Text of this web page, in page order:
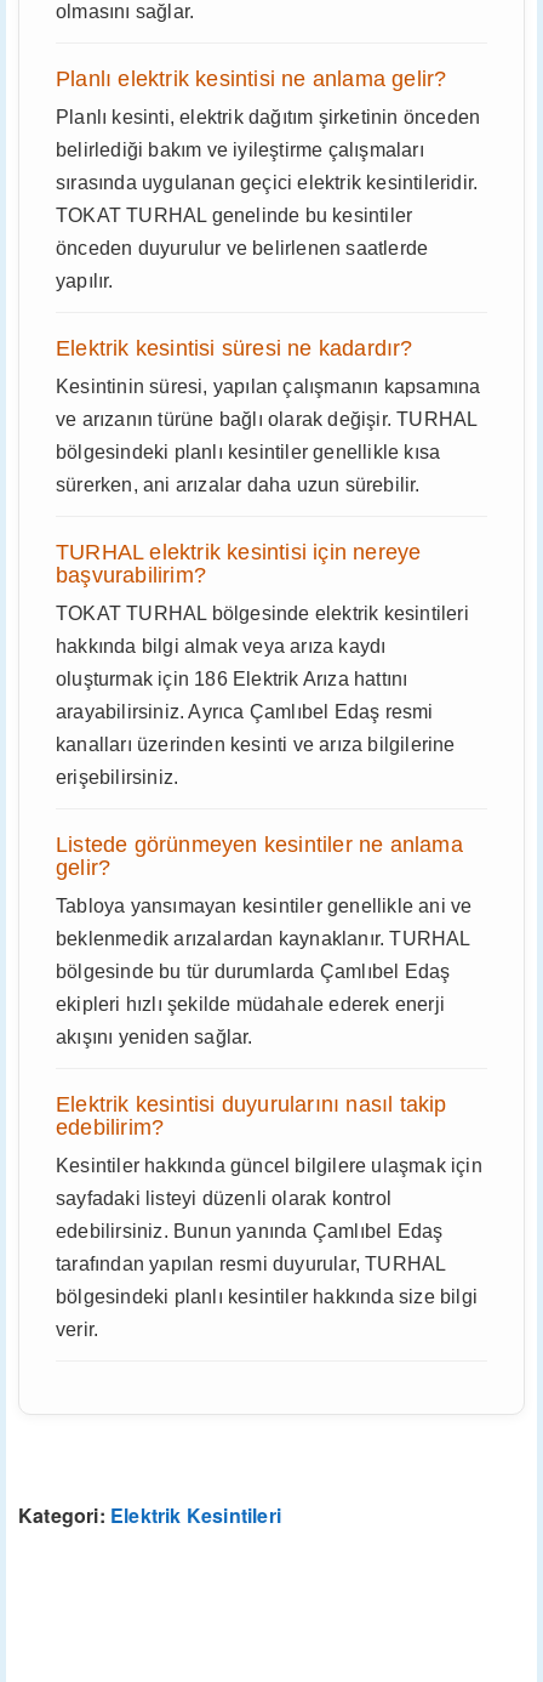
olmasını sağlar.
Planlı elektrik kesintisi ne anlama gelir?
Planlı kesinti, elektrik dağıtım şirketinin önceden
belirlediği bakım ve iyileştirme çalışmaları
sırasında uygulanan geçici elektrik kesintileridir.
TOKAT TURHAL genelinde bu kesintiler
önceden duyurulur ve belirlenen saatlerde
yapılır.
Elektrik kesintisi süresi ne kadardır?
Kesintinin süresi, yapılan çalışmanın kapsamına
ve arızanın türüne bağlı olarak değişir. TURHAL
bölgesindeki planlı kesintiler genellikle kısa
sürerken, ani arızalar daha uzun sürebilir.
TURHAL elektrik kesintisi için nereye
başvurabilirim?
TOKAT TURHAL bölgesinde elektrik kesintileri
hakkında bilgi almak veya arıza kaydı
oluşturmak için 186 Elektrik Arıza hattını
arayabilirsiniz. Ayrıca Çamlıbel Edaş resmi
kanalları üzerinden kesinti ve arıza bilgilerine
erişebilirsiniz.
Listede görünmeyen kesintiler ne anlama
gelir?
Tabloya yansımayan kesintiler genellikle ani ve
beklenmedik arızalardan kaynaklanır. TURHAL
bölgesinde bu tür durumlarda Çamlıbel Edaş
ekipleri hızlı şekilde müdahale ederek enerji
akışını yeniden sağlar.
Elektrik kesintisi duyurularını nasıl takip
edebilirim?
Kesintiler hakkında güncel bilgilere ulaşmak için
sayfadaki listeyi düzenli olarak kontrol
edebilirsiniz. Bunun yanında Çamlıbel Edaş
tarafından yapılan resmi duyurular, TURHAL
bölgesindeki planlı kesintiler hakkında size bilgi
verir.
Kategori: Elektrik Kesintileri